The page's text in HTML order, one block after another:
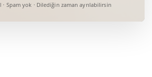
· Spam yok · Dilediğin zaman ayrılabilirsin